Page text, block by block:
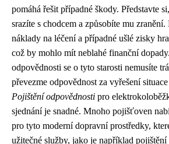
pomáhá řešit případné škody. Představte
srazíte s chodcem a způsobíte mu
náklady na léčení a případné ušlé zisky
což by mohlo mít neblahé finanční
odpovědnosti se o tyto starosti nemusíte
převezme odpovědnost za vyřešení
Pojištění odpovědnosti pro
sjednání je snadné. Mnoho pojišťoven
pro tyto moderní dopravní prostředky,
užitečné služby, jako je například